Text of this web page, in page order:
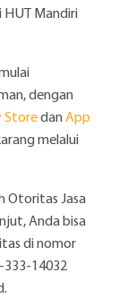
Mandiri
dengan
Storedan App
melalui
Otoritas Jasa
Anda bisa
di nomor
333-14032